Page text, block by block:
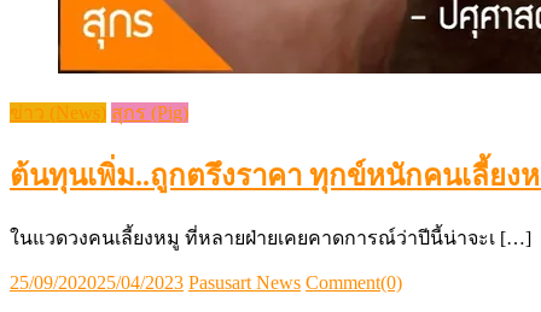
ข่าว (News) สุกร (Pig)
ต้นทุนเพิ่ม..ถูกตรึงราคา ทุกข์หนักคนเลี้ยง
ในแวดวงคนเลี้ยงหมู ที่หลายฝ่ายเคยคาดการณ์ว่าปีนี้น่าจะเ […]
Posted
25/09/202025/04/2023 Author
Pasusart News Comment(0)